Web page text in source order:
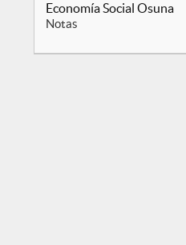
Economía Social Osuna
Notas